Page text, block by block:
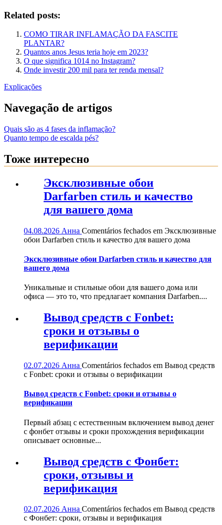
Related posts:
COMO TIRAR INFLAMAÇÃO DA FASCITE
PLANTAR?
Quantos anos Jesus teria hoje em 2023?
O que significa 1014 no Instagram?
Onde investir 200 mil para ter renda mensal?
Explicações
Navegação de artigos
Quais são as 4 fases da inflamação?
Quanto tempo de escalda pés?
Тоже интересно
Эксклюзивные обои
Darfarben стиль и качество
для вашего дома
04.08.2026 Анна Comentários fechados em Эксклюзивные
обои Darfarben стиль и качество для вашего дома
Эксклюзивные обои Darfarben стиль и качество для
вашего дома
Уникальные и стильные обои для вашего дома или
офиса — это то, что предлагает компания Darfarben....
Вывод средств с Fonbet:
сроки и отзывы о
верификации
02.07.2026 Анна Comentários fechados em Вывод средств
с Fonbet: сроки и отзывы о верификации
Вывод средств с Fonbet: сроки и отзывы о
верификации
Первый абзац с естественным включением вывод денег
с фонбет отзывы и сроки прохождения верификации
описывает основные...
Вывод средств с Фонбет:
сроки, отзывы и
верификация
02.07.2026 Анна Comentários fechados em Вывод средств
с Фонбет: сроки, отзывы и верификация